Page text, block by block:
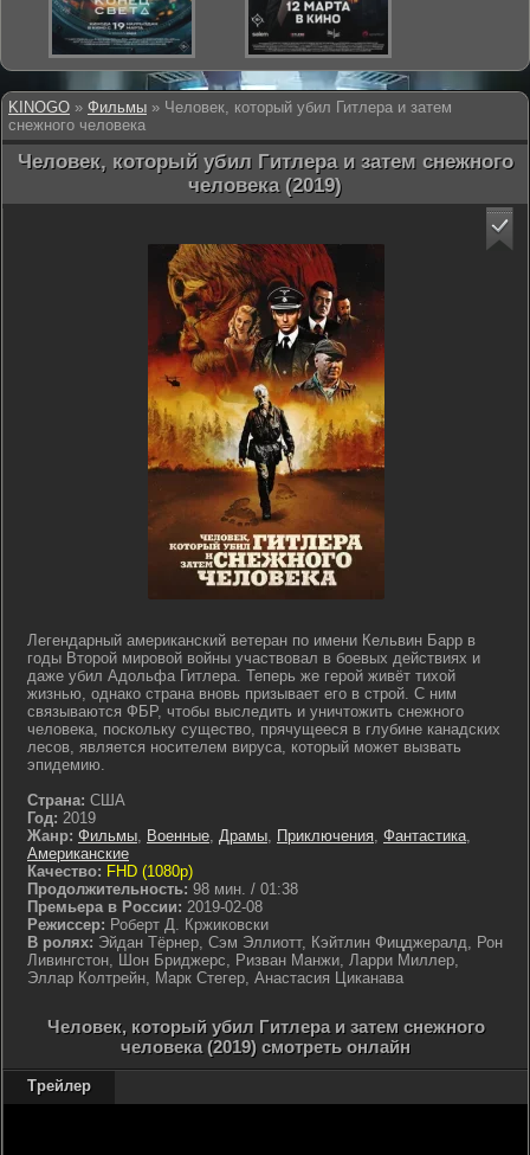
KINOGO » Фильмы » Человек, который убил Гитлера и затем
снежного человека
Человек, который убил Гитлера и затем снежного
человека (2019)
Легендарный американский ветеран по имени Кельвин Барр в
годы Второй мировой войны участвовал в боевых действиях и
даже убил Адольфа Гитлера. Теперь же герой живёт тихой
жизнью, однако страна вновь призывает его в строй. С ним
связываются ФБР, чтобы выследить и уничтожить снежного
человека, поскольку существо, прячущееся в глубине канадских
лесов, является носителем вируса, который может вызвать
эпидемию.
Страна: США
Год: 2019
Жанр: Фильмы, Военные, Драмы, Приключения, Фантастика,
Американские
Качество: FHD (1080p)
Продолжительность: 98 мин. / 01:38
Премьера в России: 2019-02-08
Режиссер: Роберт Д. Кржиковски
В ролях: Эйдан Тёрнер, Сэм Эллиотт, Кэйтлин Фицджералд, Рон
Ливингстон, Шон Бриджерс, Ризван Манжи, Ларри Миллер,
Эллар Колтрейн, Марк Стегер, Анастасия Циканава
Человек, который убил Гитлера и затем снежного
человека (2019) смотреть онлайн
Трейлер